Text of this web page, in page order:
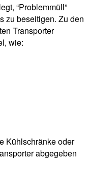
“Problemmüll”
zu beseitigen. Zu den
Transporter
wie:
Kühlschränke oder
abgegeben